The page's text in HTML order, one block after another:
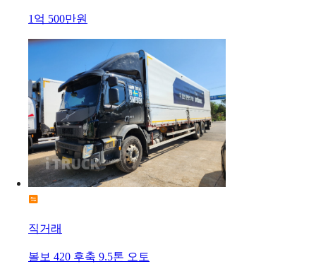
1억 500만원
직거래
볼보 420 후축 9.5톤 오토